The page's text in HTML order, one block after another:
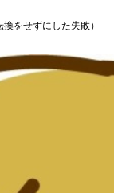
をせずにした失敗）